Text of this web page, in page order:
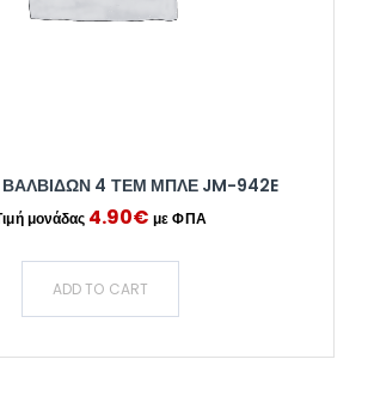
4 ΤΕΜ ΜΠΛΕ JM-942E
4.90€
ADD TO CART